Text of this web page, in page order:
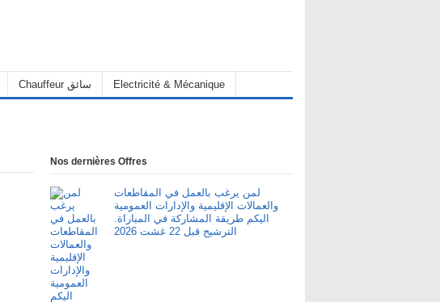
Chauffeur سائق Electricité & Mécanique
Nos dernières Offres
لمن يرغب بالعمل في المقاطعات
والعمالات الإقليمية والإدارات العمومية
اليكم طريقة المشاركة في المباراة.
الترشيح قبل 22 غشت 2026